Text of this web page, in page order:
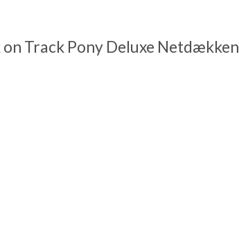
on Track Pony Deluxe Netdækken